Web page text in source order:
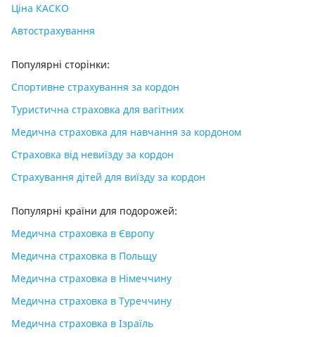
Ціна КАСКО
Автострахування
Популярні сторінки:
Спортивне страхування за кордон
Туристична страховка для вагітних
Медична страховка для навчання за кордоном
Страховка від невиїзду за кордон
Страхування дітей для виїзду за кордон
Популярні країни для подорожей:
Медична страховка в Європу
Медична страховка в Польщу
Медична страховка в Німеччину
Медична страховка в Туреччину
Медична страховка в Ізраїль